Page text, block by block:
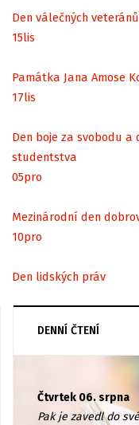
Den válečných veteránů
15lis
Památka Jana Amose
17lis
Den boje za svobodu
studentstva
05pro
Mezinárodní den
10pro
Den lidských práv
DENNÍ ČTENÍ
Čtvrtek 06. srpna
Pak je zavedl do